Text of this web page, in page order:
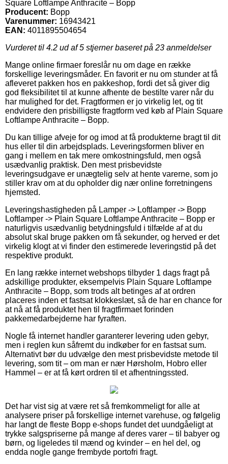
Square Loftlampe Anthracite – Bopp
Producent: Bopp
Varenummer: 16943421
EAN: 4011895504654
Vurderet til 4.2 ud af 5 stjerner baseret på 23 anmeldelser
Mange online firmaer foreslår nu om dage en række
forskellige leveringsmåder. En favorit er nu om stunder at få
afleveret pakken hos en pakkeshop, fordi det så giver dig
god fleksibilitet til at kunne afhente de bestilte varer når du
har mulighed for det. Fragtformen er jo virkelig let, og tit
endvidere den prisbilligste fragtform ved køb af Plain Square
Loftlampe Anthracite – Bopp.
Du kan tillige afveje for og imod at få produkterne bragt til dit
hus eller til din arbejdsplads. Leveringsformen bliver en
gang i mellem en tak mere omkostningsfuld, men også
usædvanlig praktisk. Den mest prisbevidste
leveringsudgave er unægtelig selv at hente varerne, som jo
stiller krav om at du opholder dig nær online forretningens
hjemsted.
Leveringshastigheden på Lamper -> Loftlamper -> Bopp
Loftlamper -> Plain Square Loftlampe Anthracite – Bopp er
naturligvis usædvanlig betydningsfuld i tilfælde af at du
absolut skal bruge pakken om få sekunder, og herved er det
virkelig klogt at vi finder den estimerede leveringstid på det
respektive produkt.
En lang række internet webshops tilbyder 1 dags fragt på
adskillige produkter, eksempelvis Plain Square Loftlampe
Anthracite – Bopp, som trods alt betinges af at ordren
placeres inden et fastsat klokkeslæt, så de har en chance for
at nå at få produktet hen til fragtfirmaet forinden
pakkemedarbejderne har fyraften.
Nogle få internet handler garanterer levering uden gebyr,
men i reglen kun såfremt du indkøber for en fastsat sum.
Alternativt bør du udvælge den mest prisbevidste metode til
levering, som tit – om man er nær Hørsholm, Hobro eller
Hammel – er at få kørt ordren til et afhentningssted.
Det har vist sig at være ret så fremkommeligt for alle at
analysere priser på forskellige internet varehuse, og følgelig
har langt de fleste Bopp e-shops fundet det uundgåeligt at
trykke salgspriserne på mange af deres varer – til babyer og
børn, og ligeledes til mænd og kvinder – en hel del, og
endda nogle gange frembyde portofri fragt.